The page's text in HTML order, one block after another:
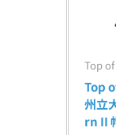
Top
Top
州立
rn II